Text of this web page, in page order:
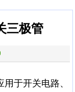
三极管
用于开关电路、